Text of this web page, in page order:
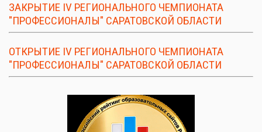
ЗАКРЫТИЕ IV РЕГИОНАЛЬНОГО ЧЕМПИОНАТА
"ПРОФЕССИОНАЛЫ" САРАТОВСКОЙ ОБЛАСТИ
ОТКРЫТИЕ IV РЕГИОНАЛЬНОГО ЧЕМПИОНАТА
"ПРОФЕССИОНАЛЫ" САРАТОВСКОЙ ОБЛАСТИ